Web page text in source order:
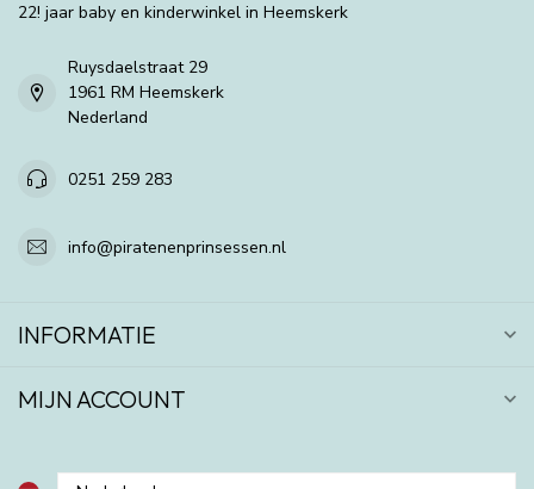
22! jaar baby en kinderwinkel in Heemskerk
Ruysdaelstraat 29
1961 RM Heemskerk
Nederland
0251 259 283
info@piratenenprinsessen.nl
INFORMATIE
MIJN ACCOUNT